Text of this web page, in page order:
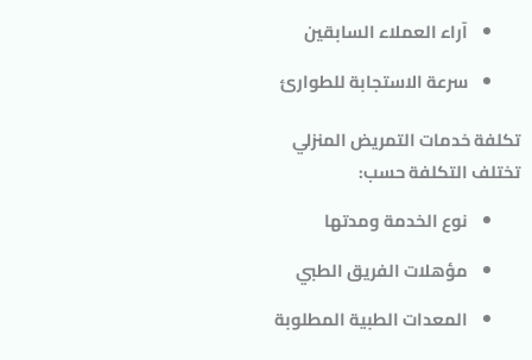
آراء العملاء السابقين
سرعة الاستجابة للطوارئ
تكلفة خدمات التمريض المنزلي
تختلف التكلفة حسب:
نوع الخدمة ومدتها
مؤهلات الفريق الطبي
المعدات الطبية المطلوبة